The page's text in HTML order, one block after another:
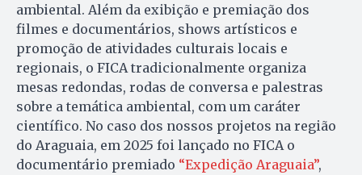
ambiental. Além da exibição e premiação dos
filmes e documentários, shows artísticos e
promoção de atividades culturais locais e
regionais, o FICA tradicionalmente organiza
mesas redondas, rodas de conversa e palestras
sobre a temática ambiental, com um caráter
científico. No caso dos nossos projetos na região
do Araguaia, em 2025 foi lançado no FICA o
documentário premiado “Expedição Araguaia”,